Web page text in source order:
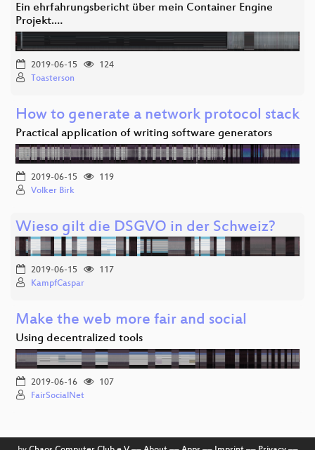
Ein ehrfahrungsbericht über mein Container Engine
Projekt.…
2019-06-15
124
Toasterson
How to generate a network protocol stack
Practical application of writing software generators
2019-06-15
119
Volker Birk
Wieso gilt die DSGVO in der Schweiz?
2019-06-15
117
KampfCaspar
Make the web more fair and social
Using decentralized tools
2019-06-16
107
FairSocialNet